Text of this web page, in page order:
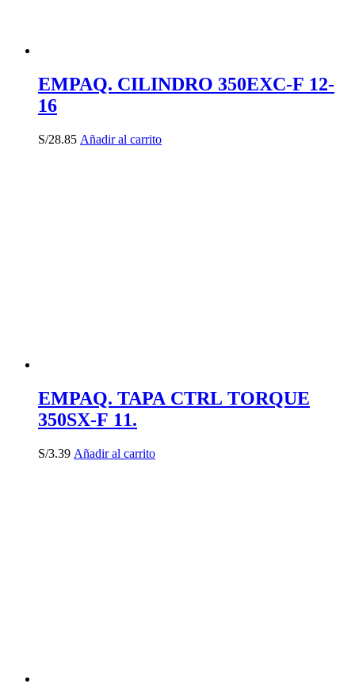
EMPAQ. CILINDRO 350EXC-F 12-
16
S/28.85 Añadir al carrito
EMPAQ. TAPA CTRL TORQUE
350SX-F 11.
S/3.39 Añadir al carrito